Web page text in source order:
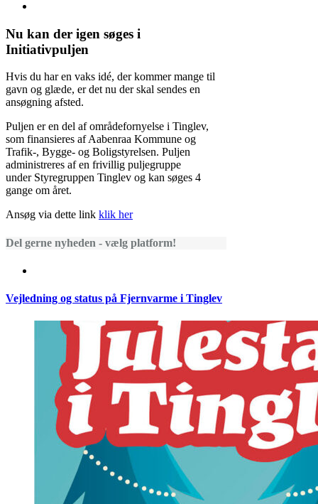
Nu kan der igen søges i
Initiativpuljen
Hvis du har en vaks idé, der kommer mange til
gavn og glæde, er det nu der skal sendes en
ansøgning afsted.
Puljen er en del af områdefornyelse i Tinglev,
som finansieres af Aabenraa Kommune og
Trafik-, Bygge- og Boligstyrelsen. Puljen
administreres af en frivillig puljegruppe
under Styregruppen Tinglev og kan søges 4
gange om året.
Ansøg via dette link klik her
Del gerne nyheden - vælg platform!
Vejledning og status på Fjernvarme i Tinglev